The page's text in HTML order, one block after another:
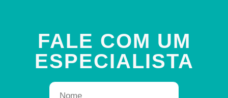
FALE COM UM
ESPECIALISTA